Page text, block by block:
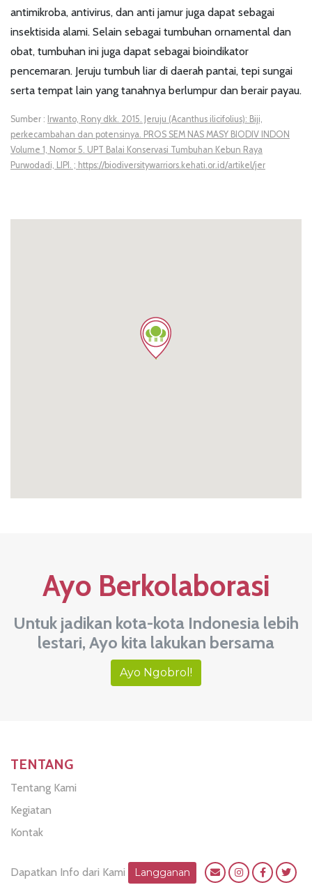
antimikroba, antivirus, dan anti jamur juga dapat sebagai
insektisida alami. Selain sebagai tumbuhan ornamental dan
obat, tumbuhan ini juga dapat sebagai bioindikator
pencemaran. Jeruju tumbuh liar di daerah pantai, tepi sungai
serta tempat lain yang tanahnya berlumpur dan berair payau.
Sumber : Irwanto, Rony dkk. 2015. Jeruju (Acanthus ilicifolius): Biji,
perkecambahan dan potensinya. PROS SEM NAS MASY BIODIV INDON
Volume 1, Nomor 5. UPT Balai Konservasi Tumbuhan Kebun Raya
Purwodadi, LIPI. ; https://biodiversitywarriors.kehati.or.id/artikel/jer
Ayo Berkolaborasi
Untuk jadikan kota-kota Indonesia lebih
lestari, Ayo kita lakukan bersama
Ayo Ngobrol!
TENTANG
Tentang Kami
Kegiatan
Kontak
Dapatkan Info dari Kami Langganan